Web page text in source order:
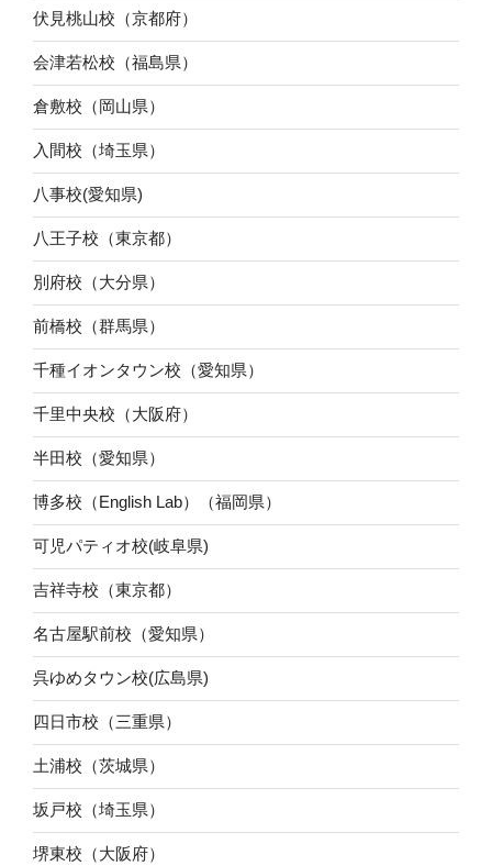
伏見桃山校（京都府）
会津若松校（福島県）
倉敷校（岡山県）
入間校（埼玉県）
八事校(愛知県)
八王子校（東京都）
別府校（大分県）
前橋校（群馬県）
千種イオンタウン校（愛知県）
千里中央校（大阪府）
半田校（愛知県）
博多校（English Lab）（福岡県）
可児パティオ校(岐阜県)
吉祥寺校（東京都）
名古屋駅前校（愛知県）
呉ゆめタウン校(広島県)
四日市校（三重県）
土浦校（茨城県）
坂戸校（埼玉県）
堺東校（大阪府）